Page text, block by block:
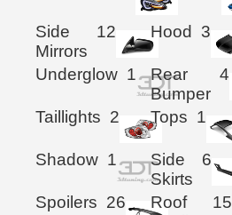
Side
Mirrors
12 Hood 3
Underglow 1
Rear
Bumper
4
Taillights 2 Tops 1
Shadow 1
Side
Skirts
6
Spoilers 26
Roof
15